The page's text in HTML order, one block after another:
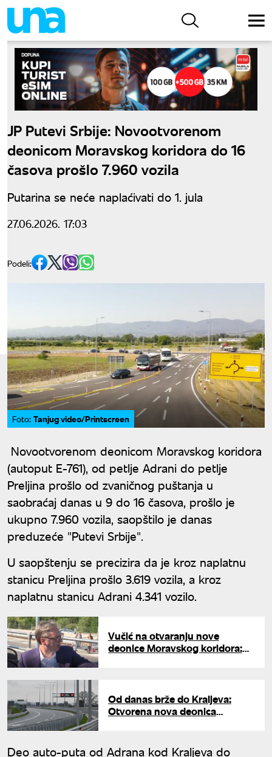
JP Putevi Srbije: Novootvorenom
deonicom Moravskog koridora do 16
časova prošlo 7.960 vozila
Putarina se neće naplaćivati do 1. jula
27.06.2026. 17:03
Podeli:
Foto: Tanjug video/Printscreen
Novootvorenom deonicom Moravskog koridora
(autoput E-761), od petlje Adrani do petlje
Preljina prošlo od zvaničnog puštanja u
saobraćaj danas u 9 do 16 časova, prošlo je
ukupno 7.960 vozila, saopštilo je danas
preduzeće "Putevi Srbije".
U saopštenju se precizira da je kroz naplatnu
stanicu Preljina prošlo 3.619 vozila, a kroz
naplatnu stanicu Adrani 4.341 vozilo.
Vučić na otvaranju nove
deonice Moravskog koridora:
Od danas brže do Kraljeva:
Otvorena nova deonica
Deo auto-puta od Adrana kod Kraljeva do